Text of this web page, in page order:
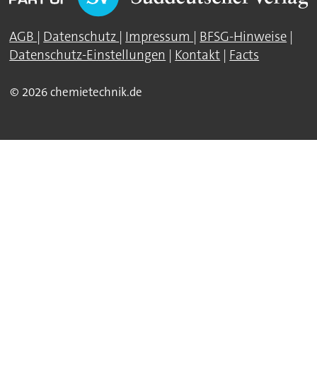
AGB | Datenschutz | Impressum | BFSG-Hinweise |
Datenschutz-Einstellungen | Kontakt | Facts
© 2026 chemietechnik.de